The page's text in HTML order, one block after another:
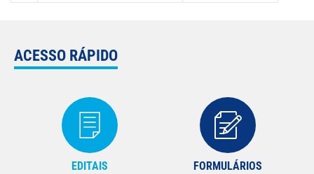
ACESSO RÁPIDO
EDITAIS FORMULÁRIOS